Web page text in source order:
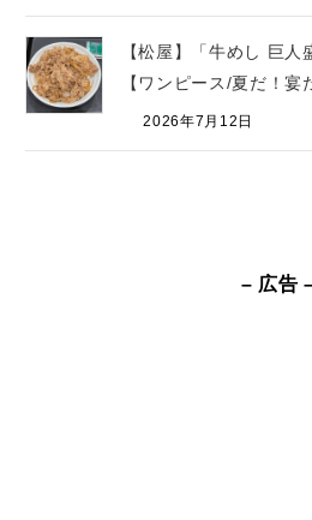
【松屋】「牛めし 巨人
【ワンピース/夏だ！宴
2026年7月12日
– 広告